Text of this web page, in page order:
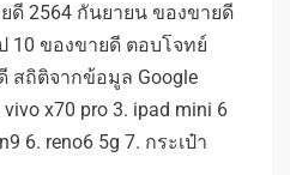
ดี 2564 กันยายน ของขายดี
10 ของขายดี ตอบโจทย์
สถิติจากข้อมูล Google
x70 pro 3. ipad mini 6
6. reno6 5g 7. กระเป๋า